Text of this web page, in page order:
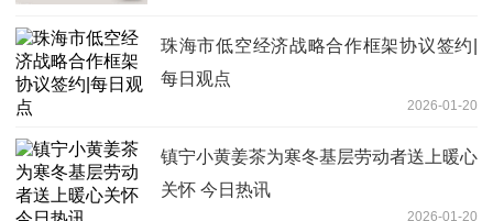
珠海市低空经济战略合作框架协议签约|
每日观点
2026-01-20
镇宁小黄姜茶为寒冬基层劳动者送上暖心
关怀 今日热讯
2026-01-20